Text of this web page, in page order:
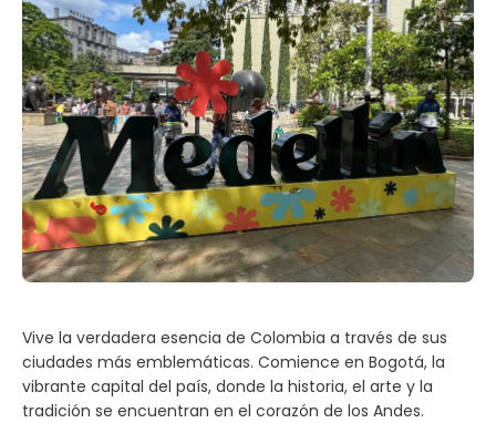
Vive la verdadera esencia de Colombia a través de sus
ciudades más emblemáticas. Comience en Bogotá, la
vibrante capital del país, donde la historia, el arte y la
tradición se encuentran en el corazón de los Andes.